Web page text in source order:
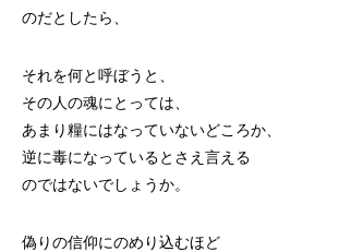
のだとしたら、
それを何と呼ぼうと、
その人の魂にとっては、
あまり糧にはなっていないどころか、
逆に毒になっているとさえ言える
のではないでしょうか。
偽りの信仰にのめり込むほど